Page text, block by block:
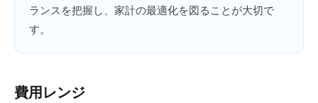
ランスを把握し、家計の最適化を図ることが大切で
す。
費用レンジ